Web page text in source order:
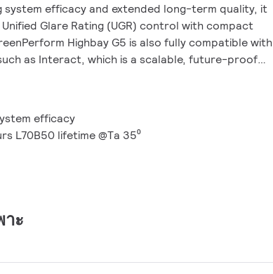
system efficacy and extended long-term quality, it
Glare Rating (UGR) control with compact
Highbay G5 is also fully compatible with
as Interact, which is a scalable, future-proof
with 100% humidity and no condensation. All
this robust, optimized, and versatile family
all industrial applications.
efficacy
L70B50 lifetime @Ta 35⁰
ะ